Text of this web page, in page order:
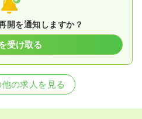
開を通知しますか？
受け取る
の求人を見る